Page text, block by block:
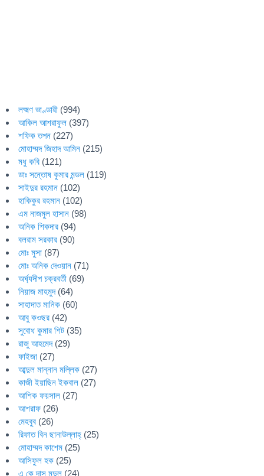
লক্ষ্মণ ভাণ্ডারী (994)
আকিল আশরাফুল (397)
শফিক তপন (227)
মোহাম্মদ জিহাদ আমিন (215)
মধু কবি (121)
ডাঃ সন্তোষ কুমার মন্ডল (119)
সাইদুর রহমান (102)
হাকিকুর রহমান (102)
এম নাজমুল হাসান (98)
অনিক শিকদার (94)
বলরাম সরকার (90)
মোঃ মুসা (87)
মোঃ অনিক দেওয়ান (71)
অর্ঘ্যদীপ চক্রবর্তী (69)
নিয়াজ মাহমুদ(64)
সাহাদাত মানিক (60)
আবু কওছর (42)
সুবোধ কুমার শিট (35)
রাজু আহমেদ(29)
ফাইজা (27)
আব্দুল মান্নান মল্লিক (27)
কাজী ইয়াছিন ইকবাল (27)
আশিক ফয়সাল (27)
আশরাফ (26)
মেহবুব (26)
রিফাত বিন ছানাউল্লাহ্ (25)
মোহাম্মদ কাশেম (25)
আসিফুল হক (25)
এ কে দাস মৃদুল (24)